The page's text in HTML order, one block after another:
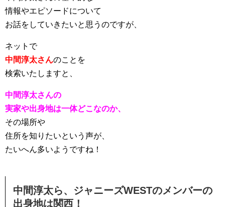
情報やエピソードについて
お話をしていきたいと思うのですが、
ネットで
中間淳太さんのことを
検索いたしますと、
中間淳太さんの
実家や出身地は一体どこなのか、
その場所や
住所を知りたいという声が、
たいへん多いようですね！
中間淳太ら、ジャニーズWESTのメンバーの
出身地は関西！